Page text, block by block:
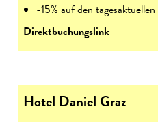
-15% auf den
Direktbuchungslink
Hotel Daniel Graz